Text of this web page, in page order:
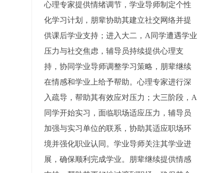
心理专家提供情绪调节，学业导师制定个性
化学习计划，朋辈协助其建立社交网络并提
供课后学业支持；进入大二，A同学遭遇学业
压力与社交焦虑，辅导员持续提供心理支
持，协同学业导师调整学习策略，朋辈继续
在情感和学业上给予帮助。心理专家进行深
入疏导，帮助其有效应对压力；大三阶段，A
同学开始实习，面临职场适应压力，辅导员
加强与实习单位的联系，协助其适应职场环
境并强化职业认同。学业导师关注其学业进
展，确保顺利完成学业。朋辈继续提供情感